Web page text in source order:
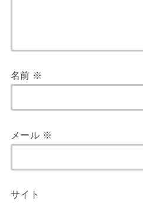
名前 ※
メール ※
サイト